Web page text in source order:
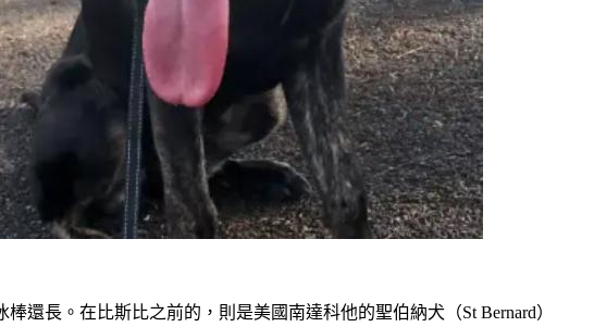
還長。在比斯比之前的，則是美國南達科他的聖伯納犬（St Bernard）